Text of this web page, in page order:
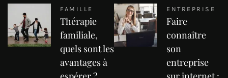
FAMILLE
Thérapie
familiale,
quels sont les
avantages à
ENTREPRISE
Faire
connaître
son
entreprise